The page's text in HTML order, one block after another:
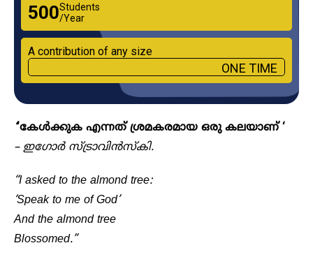
₹500Students
/Year
A contribution of any size
ONE TIME
‘‘കേൾക്കുക എന്നത് ശ്രമകരമായ ഒരു കലയാണ് ‘
– ഇഗോർ സ്ട്രാവിൻസ്കി.
“I asked to the almond tree:
‘Speak to me of God’
And the almond tree
Blossomed.”